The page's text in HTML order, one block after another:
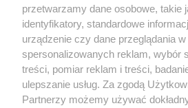
przetwarzamy dane osobowe, takie
identyfikatory, standardowe
urządzenie czy dane przeglądania
spersonalizowanych reklam, wybór
treści, pomiar reklam i treści,
ulepszanie usług. Za zgodą
Partnerzy możemy używać